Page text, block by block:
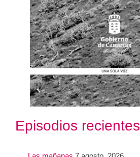
Episodios recientes